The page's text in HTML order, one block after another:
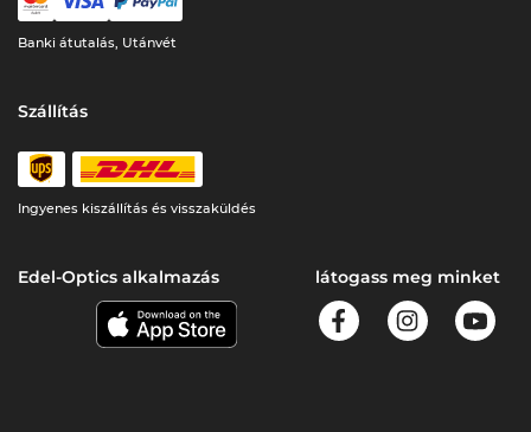
Banki átutalás, Utánvét
Szállítás
Ingyenes kiszállítás és visszaküldés
Edel-Optics alkalmazás látogass meg minket